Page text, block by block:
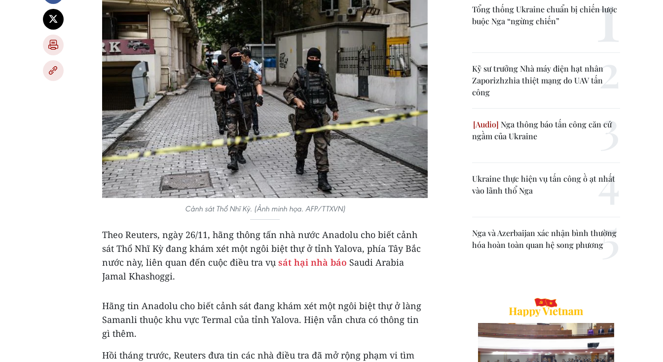
Cảnh sát Thổ Nhĩ Kỳ. (Ảnh minh họa. AFP/TTXVN)
Theo Reuters, ngày 26/11, hãng thông tấn nhà nước Anadolu cho biết cảnh
sát Thổ Nhĩ Kỳ đang khám xét một ngôi biệt thự ở tỉnh Yalova, phía Tây Bắc
nước này, liên quan đến cuộc điều tra vụ sát hại nhà báo Saudi Arabia
Jamal Khashoggi.
Hãng tin Anadolu cho biết cảnh sát đang khám xét một ngôi biệt thự ở làng
Samanli thuộc khu vực Termal của tỉnh Yalova. Hiện vẫn chưa có thông tin
gì thêm.
Hồi tháng trước, Reuters đưa tin các nhà điều tra đã mở rộng phạm vi tìm
Tổng thống Ukraine chuẩn bị chiến lược
buộc Nga “ngừng chiến”
Kỹ sư trưởng Nhà máy điện hạt nhân
Zaporizhzhia thiệt mạng do UAV tấn
công
Nga thông báo tấn công căn cứ
ngầm của Ukraine
Ukraine thực hiện vụ tấn công ồ ạt nhất
vào lãnh thổ Nga
Nga và Azerbaijan xác nhận bình thường
hóa hoàn toàn quan hệ song phương